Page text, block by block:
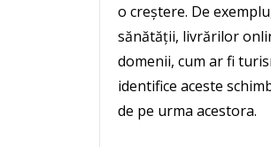
o creștere. De
sănătății, livrărilor
domenii, cum ar fi
identifice aceste
de pe urma acestora.